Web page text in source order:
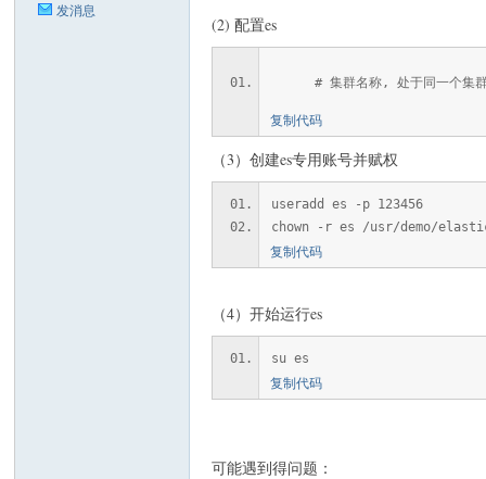
发消息
(2) 配置es
# 集群名称, 处于同一个集
复制代码
（3）创建es专用账号并赋权
useradd es -p 123456
chown -r es /usr/demo/
复制代码
（4）开始运行es
su es
复制代码
可能遇到得问题：